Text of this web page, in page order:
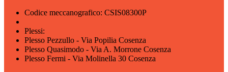
Codice meccanografico: CSIS08300P
Plessi:
Plesso Pezzullo - Via Popilia Cosenza
Plesso Quasimodo - Via A. Morrone Cosenza
Plesso Fermi - Via Molinella 30 Cosenza